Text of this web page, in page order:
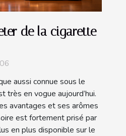
de la cigarette
aussi connue sous le
très en vogue aujourd’hui.
avantages et ses arômes
est fortement prisé par
en plus disponible sur le